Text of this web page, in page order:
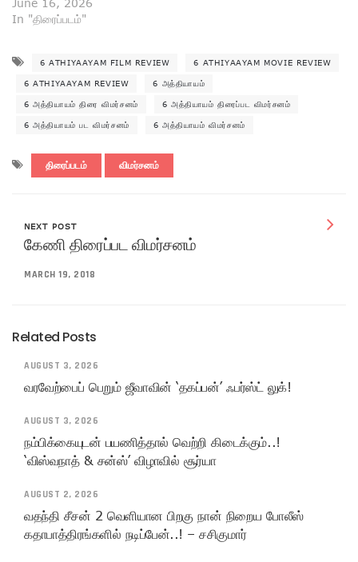
June 16, 2026
In "திரைப்படம்"
6 ATHIYAAYAM FILM REVIEW 6 ATHIYAAYAM MOVIE REVIEW
6 ATHIYAAYAM REVIEW 6 அத்தியாயம்
6 அத்தியாயம் திரை விமர்சனம் 6 அத்தியாயம் திரைப்பட விமர்சனம்
6 அத்தியாயம் பட விமர்சனம் 6 அத்தியாயம் விமர்சனம்
திரைப்படம் விமர்சனம்
NEXT POST
கேணி திரைப்பட விமர்சனம்
MARCH 19, 2018
Related Posts
AUGUST 3, 2026
வரவேற்பைப் பெறும் ஜீவாவின் ‘தகப்பன்’ ஃபர்ஸ்ட் லுக்!
AUGUST 3, 2026
நம்பிக்கையுடன் பயணித்தால் வெற்றி கிடைக்கும்..!
‘விஸ்வநாத் & சன்ஸ்’ விழாவில் சூர்யா
AUGUST 2, 2026
வதந்தி சீசன் 2 வெளியான பிறகு நான் நிறைய போலீஸ்
கதாபாத்திரங்களில் நடிப்பேன்..! – சசிகுமார்